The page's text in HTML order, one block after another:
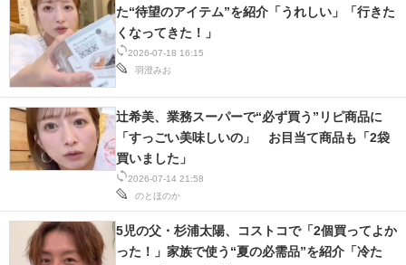
ちょっと気になるネットの話題
2026-07-18 16:15
羽澄みお
た“待望のアイテム”を紹介「うれしい」「行きた
くなってきた！」
2026-07-14 21:58
のとほのか
辻希美、業務スーパーで“必ず買う”リピ商品に
「すっごい美味しいの」 お目当て商品も「2袋
買いました」
5児の父・杉浦太陽、コストコで「2個買ってよか
った！」家族で使う“夏の必需品”を紹介「冷た